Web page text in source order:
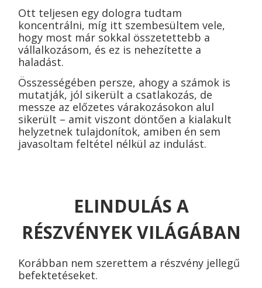
Ott teljesen egy dologra tudtam
koncentrálni, míg itt szembesültem vele,
hogy most már sokkal összetettebb a
vállalkozásom, és ez is nehezítette a
haladást.
Összességében persze, ahogy a számok is
mutatják, jól sikerült a csatlakozás, de
messze az előzetes várakozásokon alul
sikerült – amit viszont döntően a kialakult
helyzetnek tulajdonítok, amiben én sem
javasoltam feltétel nélkül az indulást.
ELINDULÁS A
RÉSZVÉNYEK VILÁGÁBAN
Korábban nem szerettem a részvény jellegű
befektetéseket.